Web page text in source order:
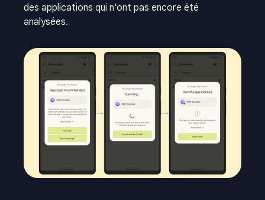
des applications qui n'ont pas encore été
analysées.